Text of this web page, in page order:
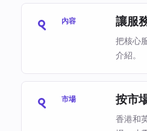
內容 讓服
把核心
介紹。
市場 按市
香港和